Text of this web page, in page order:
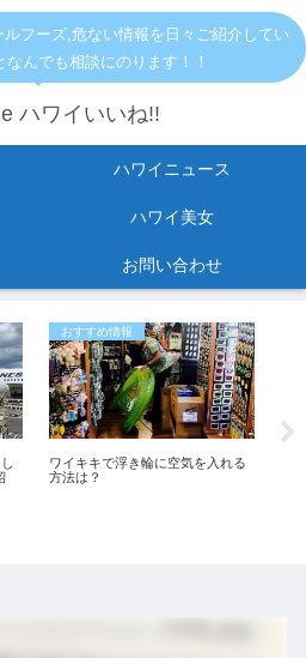
フーズ,危ない情報を日々ご紹介してい
なんでも相談にのります！！
ハワイいいね!!
ハワイニュース
ハワイ美女
お問い合わせ
おすすめ情報
ワイキキで浮き輪に空気を入れる
方法は？